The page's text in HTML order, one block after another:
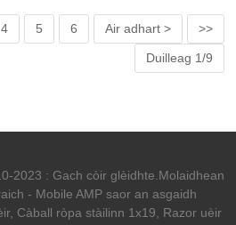
4 5 6 Air adhart > >>
Duilleag 1/9
2023 : Gach còir glèidhte.Molaidhean
- Mobile AMP saor an asgaidh
, Càball ròpa stàilinn 1x19, Razor uèir